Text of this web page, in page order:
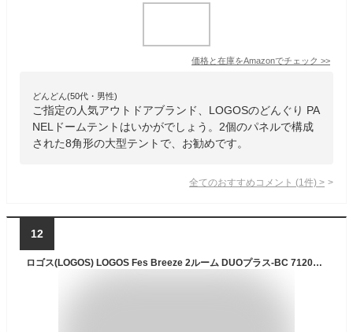
価格と在庫をAmazonでチェック >>
どんどん(50代・男性)
ご指定の人気アウトドアブランド、LOGOSのどんぐり PA
NELドームテントはいかがでしょう。2個のパネルで構成
された8角形の大型テントで、お勧めです。
全てのおすすめコメント (1 件) >
12
ロゴス(LOGOS) LOGOS Fes Breeze 2ルーム DUOプラス-BC 71201091